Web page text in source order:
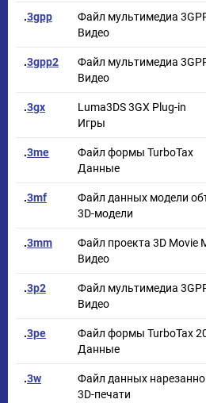
.3gpp
Файл мультимедиа
Видео
.3gpp2
Файл мультимедиа
Видео
.3gx
Luma3DS 3GX Plug-in
Игры
.3me
Файл формы TurboTax
Данные
.3mf
Файл данных модели
3D-модели
.3mm
Файл проекта 3D Movie
Видео
.3p2
Файл мультимедиа
Видео
.3pe
Файл формы TurboTax
Данные
.3w
Файл данных
3D-печати